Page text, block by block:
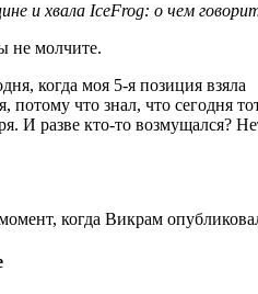
не молчите.
когда моя 5-я позиция взяла
потому что знал, что сегодня
И разве кто-то возмущался?
когда Викрам